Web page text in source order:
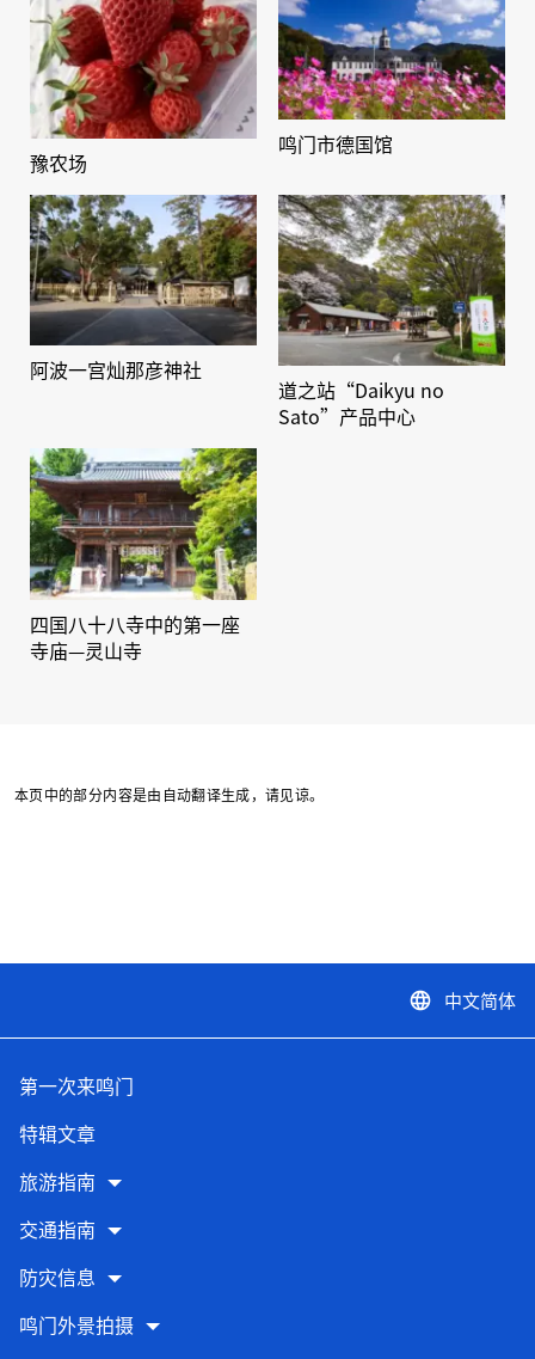
豫农场
鸣门市德国馆
阿波一宫灿那彦神社
道之站“Daikyu no
Sato”产品中心
四国八十八寺中的第一座
寺庙—灵山寺
本页中的部分内容是由自动翻译生成，请见谅。
language 中文简体
第一次来鸣门
特辑文章
旅游指南
交通指南
防灾信息
鸣门外景拍摄